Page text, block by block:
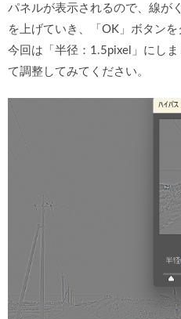
パネルが表示されるので、線が
を上げていき、「OK」ボタンを
今回は「半径：1.5pixel」にし
て調整してみてください。